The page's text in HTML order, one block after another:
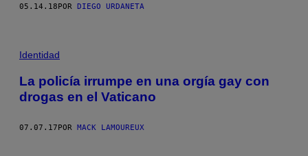
05.14.18 POR DIEGO URDANETA
Identidad
La policía irrumpe en una orgía gay con
drogas en el Vaticano
07.07.17POR MACK LAMOUREUX